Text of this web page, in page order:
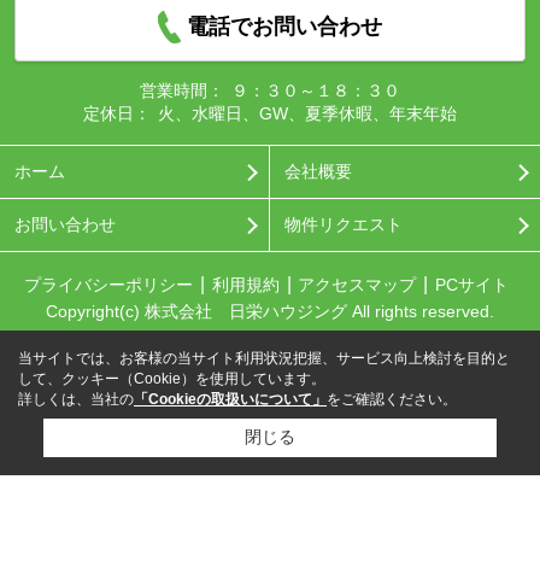
電話でお問い合わせ
営業時間：
９：３０～１８：３０
定休日：
火、水曜日、GW、夏季休暇、年末年始
ホーム 会社概要
お問い合わせ 物件リクエスト
プライバシーポリシー 利用規約 アクセスマップ
PCサイト
Copyright(c) 株式会社 日栄ハウジング All rights reserved.
当サイトでは、お客様の当サイト利用状況把握、サービス向上検討を目的と
して、クッキー（Cookie）を使用しています。
詳しくは、当社の 「Cookieの取扱いについて」 をご確認ください。
閉じる